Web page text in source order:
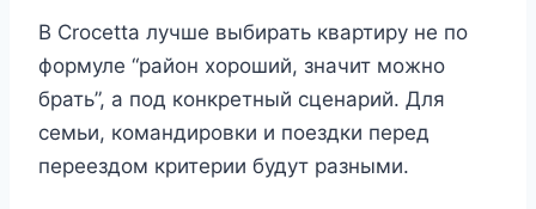
В Crocetta лучше выбирать квартиру не по
формуле “район хороший, значит можно
брать”, а под конкретный сценарий. Для
семьи, командировки и поездки перед
переездом критерии будут разными.